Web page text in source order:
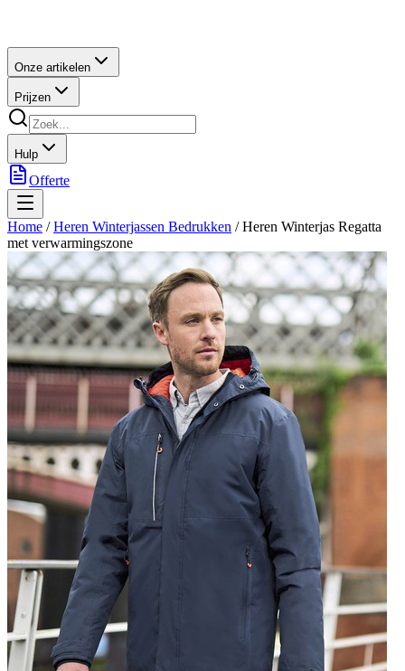
Onze artikelen
Prijzen
Hulp
Offerte
Home / Heren Winterjassen Bedrukken /Heren Winterjas Regatta
met verwarmingszone